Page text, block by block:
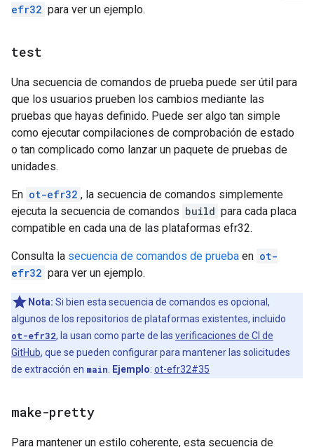
efr32 para ver un ejemplo.
test
Una secuencia de comandos de prueba puede ser útil para
que los usuarios prueben los cambios mediante las
pruebas que hayas definido. Puede ser algo tan simple
como ejecutar compilaciones de comprobación de estado
o tan complicado como lanzar un paquete de pruebas de
unidades.
En ot-efr32 , la secuencia de comandos simplemente
ejecuta la secuencia de comandos build para cada placa
compatible en cada una de las plataformas efr32.
Consulta la secuencia de comandos de prueba en ot-
efr32 para ver un ejemplo.
Nota: Si bien esta secuencia de comandos es opcional,
algunos de los repositorios de plataformas existentes, incluido
ot-efr32, la usan como parte de las verificaciones de CI de
GitHub, que se pueden configurar para mantener las solicitudes
de extracción en main Ejemplo: ot-efr32#35
make-pretty
Para mantener un estilo coherente, esta secuencia de